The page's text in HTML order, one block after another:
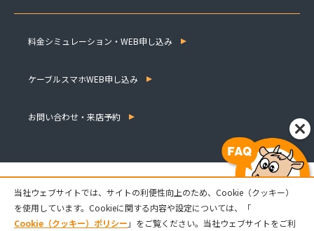
料金シミュレーション・WEB申し込み
ケーブルスマホWEB申し込み
お問い合わせ・来店予約
当社ウェブサイトでは、サイトの利便性向上のため、Cookie（クッキー）
を使用しています。Cookieに関する内容や設定については、「
Cookie（クッキー）ポリシー 」をご覧ください。当社ウェブサイトをご利